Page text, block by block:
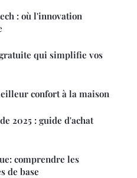
: où l'innovation
qui simplifie vos
confort à la maison
2025 : guide d'achat
comprendre les
de base